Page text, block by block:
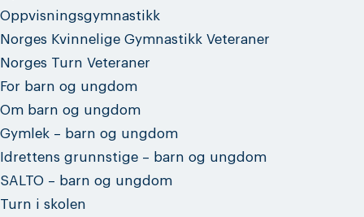
Oppvisningsgymnastikk
Norges Kvinnelige Gymnastikk Veteraner
Norges Turn Veteraner
For barn og ungdom
Om barn og ungdom
Gymlek – barn og ungdom
Idrettens grunnstige – barn og ungdom
SALTO – barn og ungdom
Turn i skolen